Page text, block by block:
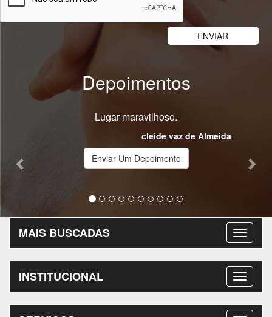
Depoimentos
Lugar maravilhoso.
cleide vaz de Almeida
Previous
Enviar Um Depoimento
MAIS BUSCADAS
INSTITUCIONAL